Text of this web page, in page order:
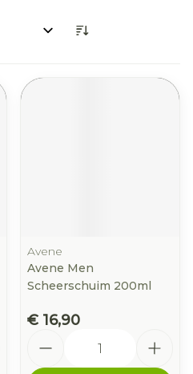
Avene
Avene Men
Scheerschuim 200ml
€ 16,90